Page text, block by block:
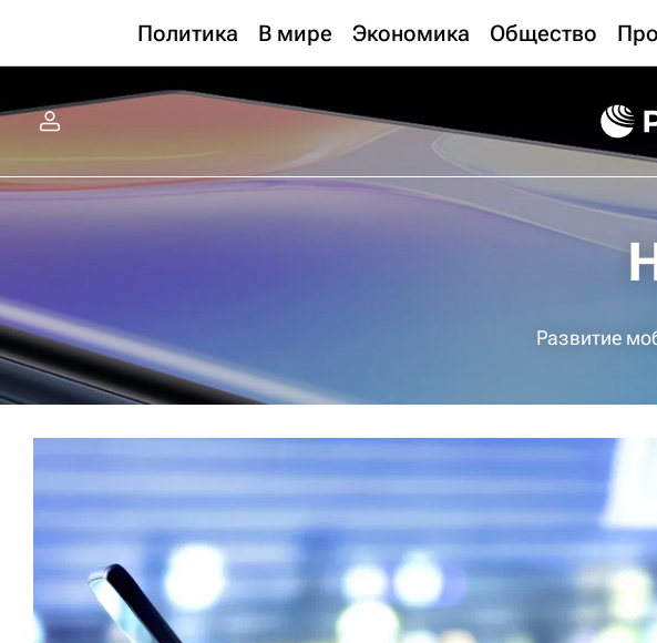
Политика В мире Экономика Общество
Развитие